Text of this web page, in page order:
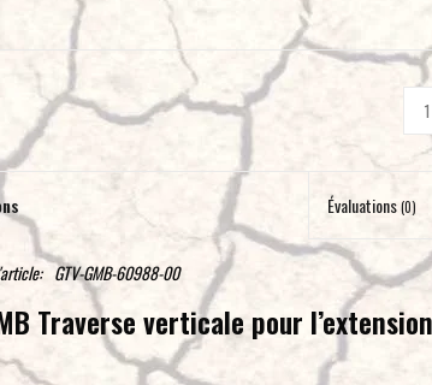
Évaluations(0)
GTV-GMB-60988-00
Traverse verticale pour